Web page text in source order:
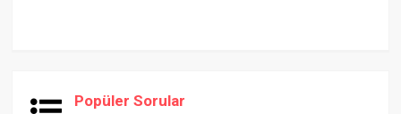
Popüler Sorular